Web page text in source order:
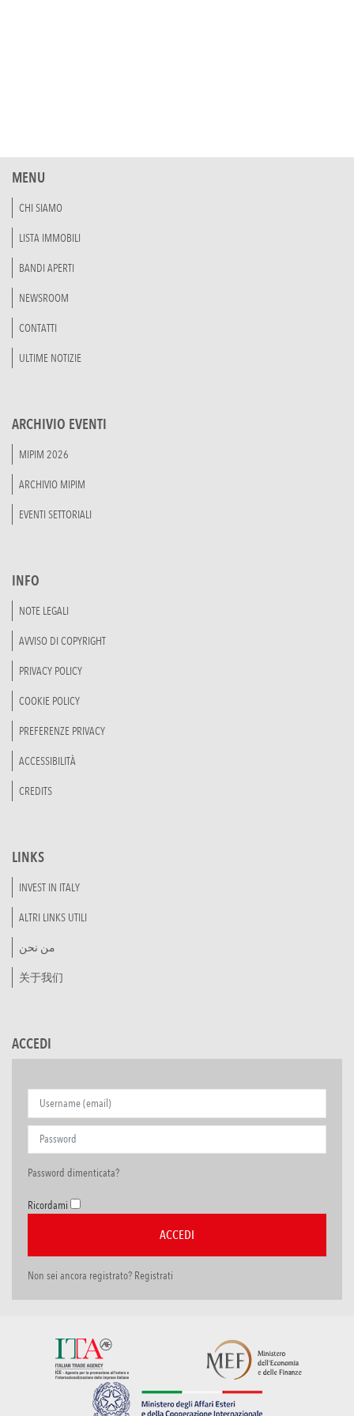
MENU
CHI SIAMO
LISTA IMMOBILI
BANDI APERTI
NEWSROOM
CONTATTI
ULTIME NOTIZIE
ARCHIVIO EVENTI
MIPIM 2026
ARCHIVIO MIPIM
EVENTI SETTORIALI
INFO
NOTE LEGALI
AVVISO DI COPYRIGHT
PRIVACY POLICY
COOKIE POLICY
PREFERENZE PRIVACY
ACCESSIBILITÀ
CREDITS
LINKS
INVEST IN ITALY
ALTRI LINKS UTILI
من نحن
关于我们
ACCEDI
Password dimenticata?
Ricordami
Non sei ancora registrato? Registrati